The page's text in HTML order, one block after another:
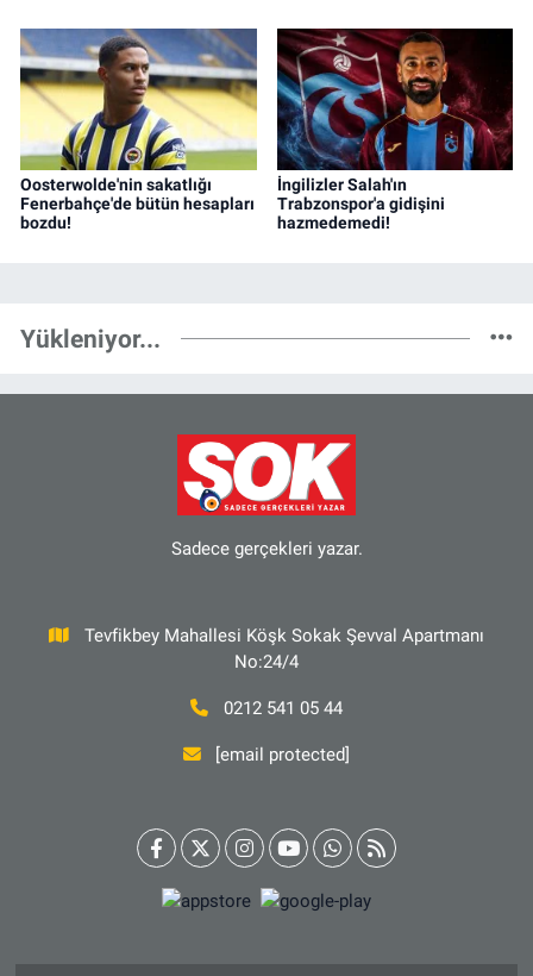
Oosterwolde'nin sakatlığı
Fenerbahçe'de bütün hesapları
bozdu!
İngilizler Salah'ın
Trabzonspor'a gidişini
hazmedemedi!
Yükleniyor...
Sadece gerçekleri yazar.
Tevfikbey Mahallesi Köşk Sokak Şevval Apartmanı
No:24/4
0212 541 05 44
[email protected]